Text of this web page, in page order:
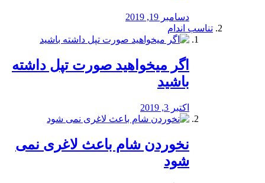
دسامبر 19, 2019
تناسب اندام
اگر میخواهید صورت تپل داشته
باشید
اکتبر 3, 2019
نخوردن شام باعث لاغری نمی
‌شود